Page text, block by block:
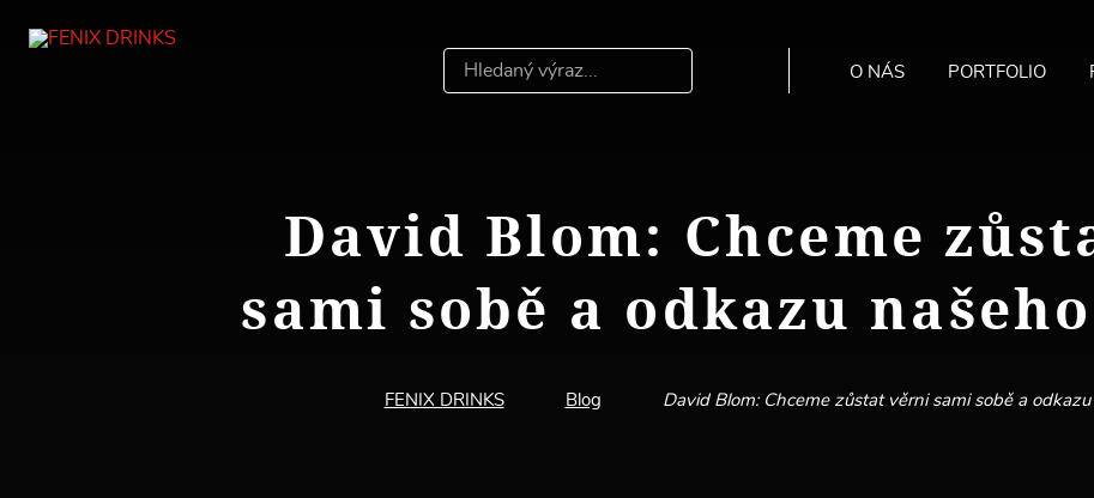
Hledáný
O NÁS PORTFOLIO
David Blom: Chceme
sami sobě a odkazu
FENIX DRINKS Blog David Blom: Chceme zůstat věrni sami sobě a